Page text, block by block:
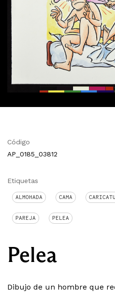
Código
AP_0185_03812
Etiquetas
ALMOHADA CAMA
PAREJA PELEA
Pelea
Dibujo de un hombre que